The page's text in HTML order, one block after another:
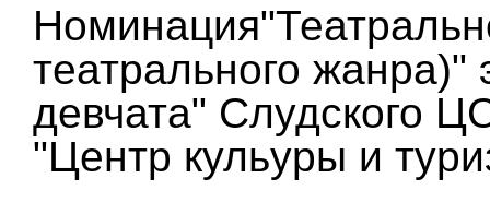
театрального жанра)"
девчата" Слудского
"Центр кульуры и